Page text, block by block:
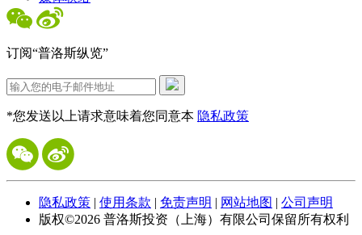
订阅“普洛斯纵览”
*您发送以上请求意味着您同意本 隐私政策
隐私政策 | 使用条款 | 免责声明 | 网站地图 | 公司声明
版权©2026 普洛斯投资（上海）有限公司保留所有权利